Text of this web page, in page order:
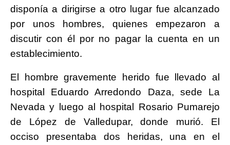
disponía a dirigirse a otro lugar fue alcanzado
por unos hombres, quienes empezaron a
discutir con él por no pagar la cuenta en un
establecimiento.
El hombre gravemente herido fue llevado al
hospital Eduardo Arredondo Daza, sede La
Nevada y luego al hospital Rosario Pumarejo
de López de Valledupar, donde murió. El
occiso presentaba dos heridas, una en el